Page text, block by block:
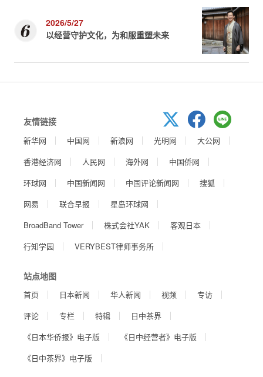
2026/5/27
以经营守护文化，为和服重塑未来
友情链接
新华网 中国网 新浪网 光明网
大公网
香港经济网
人民网 海外网
中国侨网
环球网
中国新闻网 中国评论新闻网
搜狐
网易
联合早报
星岛环球网
BroadBand Tower
株式会社YAK
客观日本
行知学园
VERYBEST律师事务所
站点地图
首页 日本新闻 华人新闻 视频
专访
评论
专栏 特辑
日中茶界
《日本华侨报》电子版
《日中经营者》电子版
《日中茶界》电子版